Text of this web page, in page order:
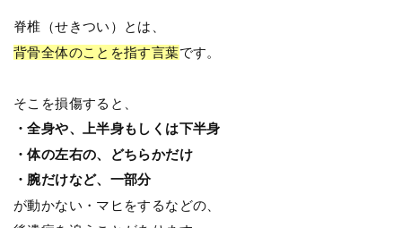
脊椎（せきつい）とは、
背骨全体のことを指す言葉です。
そこを損傷すると、
・全身や、上半身もしくは下半身
・体の左右の、どちらかだけ
・腕だけなど、一部分
が動かない・マヒをするなどの、